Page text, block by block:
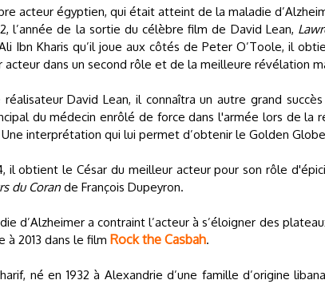
acteur égyptien, qui était atteint de la maladie
l’année de la sortie du célèbre film de David Lean,
Ibn Kharis qu’il joue aux côtés de Peter O’Toole, il
acteur dans un second rôle et de la meilleure révélation
David Lean, il connaîtra un autre grand
du médecin enrôlé de force dans l'armée lors de la
Une interprétation qui lui permet d’obtenir le Golden
il obtient le César du meilleur acteur pour son rôle
du Coran de François Dupeyron.
d’Alzheimer a contraint l’acteur à s’éloigner des
à 2013 dans le film Rock the Casbah.
né en 1932 à Alexandrie d’une famille d’origine